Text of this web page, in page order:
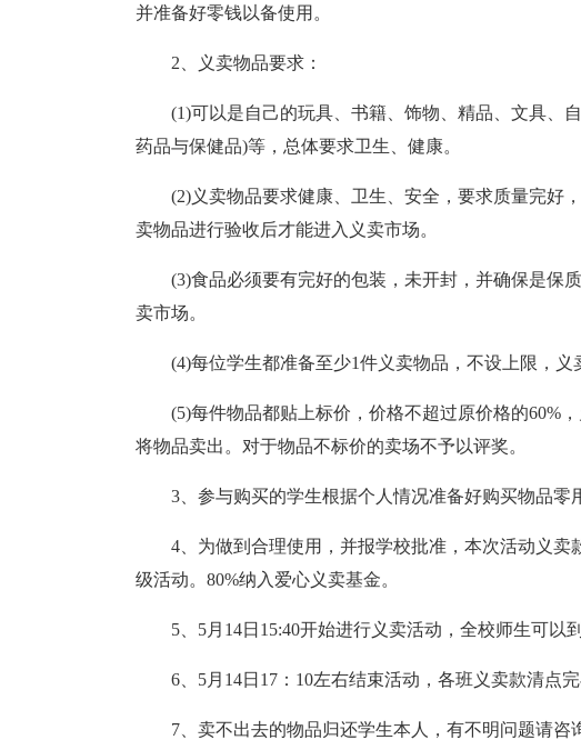
并准备好零钱以备使用。
2、义卖物品要求：
(1)可以是自己的玩具、书籍、饰物、精品、文具、
药品与保健品)等，总体要求卫生、健康。
(2)义卖物品要求健康、卫生、安全，要求质量完好
卖物品进行验收后才能进入义卖市场。
(3)食品必须要有完好的包装，未开封，并确保是保
卖市场。
(4)每位学生都准备至少1件义卖物品，不设上限，义
(5)每件物品都贴上标价，价格不超过原价格的60%
将物品卖出。对于物品不标价的卖场不予以评奖。
3、参与购买的学生根据个人情况准备好购买物品零
4、为做到合理使用，并报学校批准，本次活动义卖
级活动。80%纳入爱心义卖基金。
5、5月14日15:40开始进行义卖活动，全校师生可以
6、5月14日17：10左右结束活动，各班义卖款清点
7、卖不出去的物品归还学生本人，有不明问题请咨